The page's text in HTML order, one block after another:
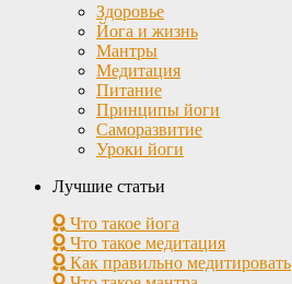
Здоровье
Йога и жизнь
Мантры
Медитация
Питание
Принципы йоги
Саморазвитие
Уроки йоги
Лучшие статьи
Что такое йога
Что такое медитация
Как правильно медитировать